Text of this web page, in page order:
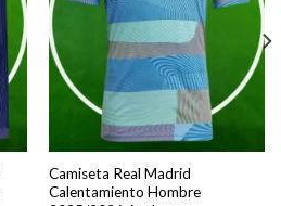
Camiseta Real Madrid
Calentamiento Hombre